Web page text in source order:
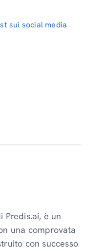
sui social media
Predis.ai, è un
una comprovata
con successo